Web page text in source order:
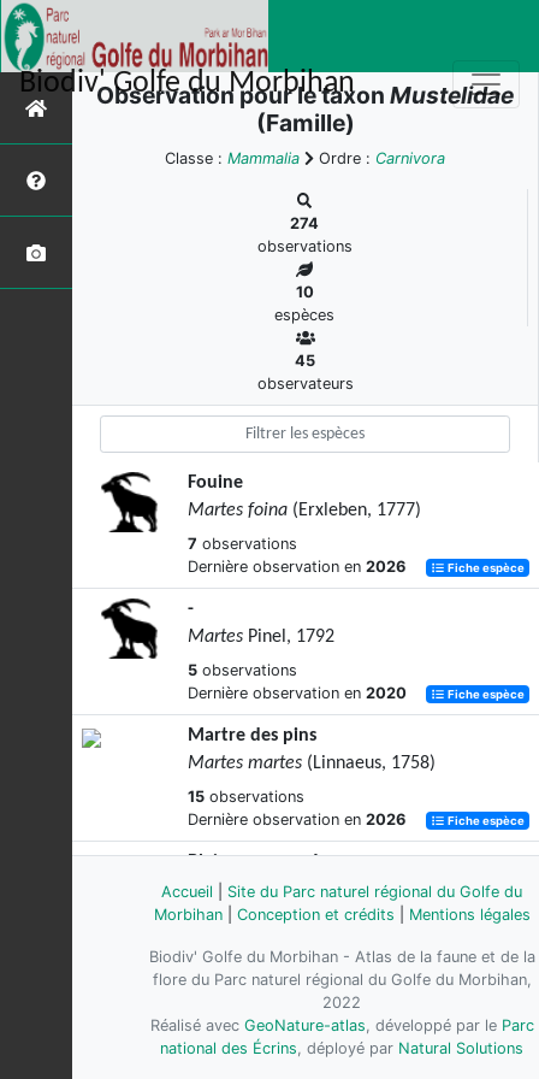
Biodiv' Golfe du Morbihan
Observation pour le taxon Mustelidae
(Famille)
Classe : Mammalia Ordre : Carnivora
274
observations
10
espèces
45
observateurs
Fouine
Martes foina (Erxleben, 1777)
7 observations
Dernière observation en 2026 Fiche espèce
-
Martes Pinel, 1792
5 observations
Dernière observation en 2020 Fiche espèce
Martre des pins
Martes martes (Linnaeus, 1758)
15 observations
Dernière observation en 2026 Fiche espèce
Blaireau européen
Meles meles(Linnaeus, 1758)
22observations
Dernière observation en
2026
Vison d'Amérique
Mustela vison Schreber, 1777
33observations
Accueil
Site du Parc naturel régional du Golfe du
Morbihan| Conception et crédits Mentions légales
Biodiv' Golfe du Morbihan - Atlas de la faune et de la
flore du Parc naturel régional du Golfe du Morbihan,
2022
Réalisé avec GeoNature-atlas, développé par le Parc
national des Écrins, déployé par Natural Solutions